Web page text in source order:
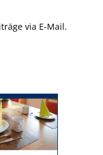
via E-Mail.